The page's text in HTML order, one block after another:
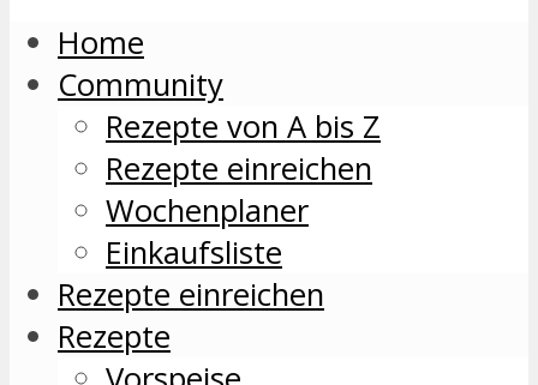
Home
Community
Rezepte von A bis Z
Rezepte einreichen
Wochenplaner
Einkaufsliste
Rezepte einreichen
Rezepte